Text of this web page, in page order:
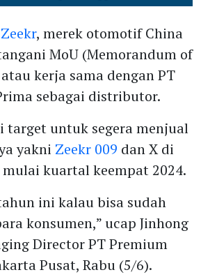
Zeekr, merek otomotif China
MoU (Memorandum of
kerja sama dengan PT
sebagai distributor.
target untuk segera menjual
yakni Zeekr 009 dan X di
kuartal keempat 2024.
ini kalau bisa sudah
konsumen,” ucap Jinhong
Director PT Premium
Pusat, Rabu (5/6).